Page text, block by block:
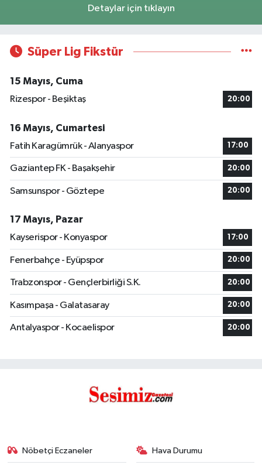
Detaylar için tıklayın
Süper Lig Fikstür
15 Mayıs, Cuma
Rizespor - Beşiktaş
20:00
16 Mayıs, Cumartesi
Fatih Karagümrük - Alanyaspor
17:00
Gaziantep FK - Başakşehir 20:00
Samsunspor - Göztepe 20:00
17 Mayıs, Pazar
Kayserispor - Konyaspor
17:00
Fenerbahçe - Eyüpspor 20:00
Trabzonspor - Gençlerbirliği S.K. 20:00
Kasımpaşa - Galatasaray 20:00
Antalyaspor - Kocaelispor 20:00
Nöbetçi Eczaneler Hava Durumu